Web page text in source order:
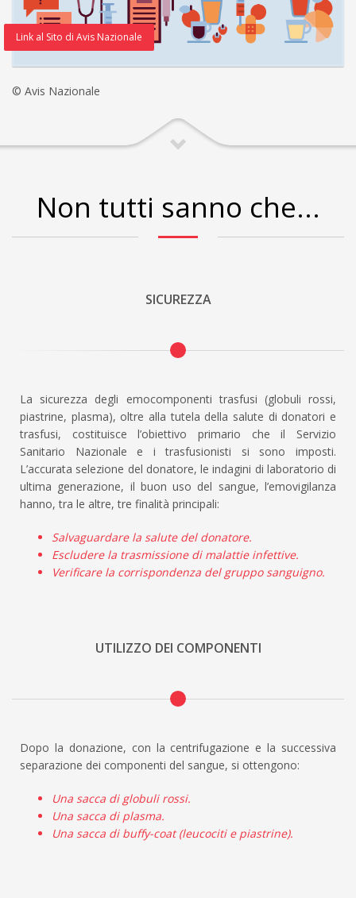
Link al Sito di Avis Nazionale
© Avis Nazionale
Non tutti sanno che...
SICUREZZA
La sicurezza degli emocomponenti trasfusi (globuli rossi,
piastrine, plasma), oltre alla tutela della salute di donatori e
trasfusi, costituisce l’obiettivo primario che il Servizio
Sanitario Nazionale e i trasfusionisti si sono imposti.
L’accurata selezione del donatore, le indagini di laboratorio di
ultima generazione, il buon uso del sangue, l’emovigilanza
hanno, tra le altre, tre finalità principali:
Salvaguardare la salute del donatore.
Escludere la trasmissione di malattie infettive.
Verificare la corrispondenza del gruppo sanguigno.
UTILIZZO DEI COMPONENTI
Dopo la donazione, con la centrifugazione e la successiva
separazione dei componenti del sangue, si ottengono:
Una sacca di globuli rossi.
Una sacca di plasma.
Una sacca di buffy-coat (leucociti e piastrine).